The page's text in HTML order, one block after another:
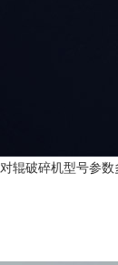
对辊破碎机型号参